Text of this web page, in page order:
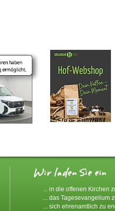
... in die offenen Kirchen
... das Tagesevangelium
... sich ehrenamtlich zu